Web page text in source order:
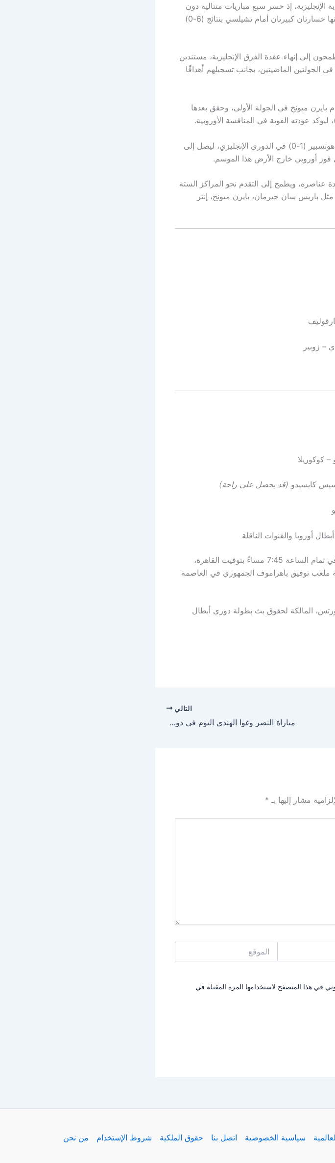
الإنجليزية، إذ خسر سبع مباريات متتالية دون
تسجيل أي هدف في آخر ست مواجهات، من بينها خسارتان كبيرتان أمام تشيلسي بنتائج (6-0)
إلى إنهاء عقدة الفرق الإنجليزية، مستندين
فوزهم على بنفيكا (3-2) وكوبنهاغن (2-0) في الجولتين الماضيتين، بجانب تسجيلهم أهدافًا
بايرن ميونخ في الجولة الأولى، وحقق بعدها
وحقق البلوز أيضًا فوزًا محليًا مهمًا على توتنهام هوتسبير (1-0) في الدوري الإنجليزي، ليصل إلى
فوز أوروبي خارج الأرض هذا الموسم.
ويطمح إلى التقدم نحو المراكز الستة
باريس سان جيرمان، بايرن ميونخ، إنتر
– زوبير
– كوكوريلا
كايسيدو (قد يحصل على راحة)
أوروبا والقنوات الناقلة
تنطلق مباراة تشيلسي وكاراباج مساء الأربعاء في تمام الساعة 7:45 مساءً بتوقيت القاهرة،
ملعب توفيق باهراموف الجمهوري في العاصمة
المالكة لحقوق بث بطولة دوري أبطال
التالي
مباراة النصر وغوا الهندي اليوم في دوري أبطال آسيا
مشار إليها بـ *
في هذا المتصفح لاستخدامها المرة المقبلة في
سياسية الخصوصية اتصل بنا حقوق الملكية شروط الإستخدام من نحن